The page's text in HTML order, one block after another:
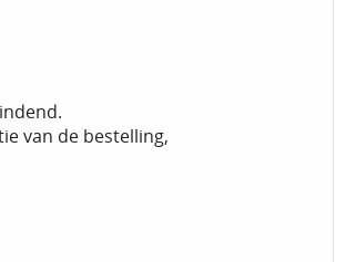
van de bestelling,